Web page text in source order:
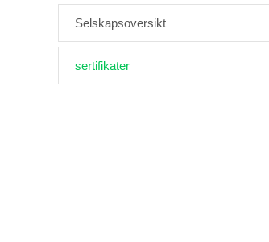
Selskapsoversikt
sertifikater